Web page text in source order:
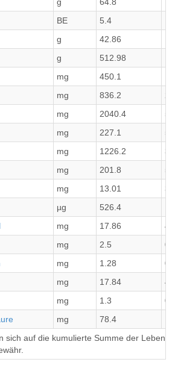
BE 5.4
g 42.86
g 512.98
mg 450.1
mg 836.2
mg 2040.4
mg 227.1
mg 1226.2
mg 201.8
mg 13.01
µg 526.4
mg 17.86
mg 2.5
mg 1.28
mg 17.84
mg 1.3
mg 78.4
sich auf die kumulierte Summe der